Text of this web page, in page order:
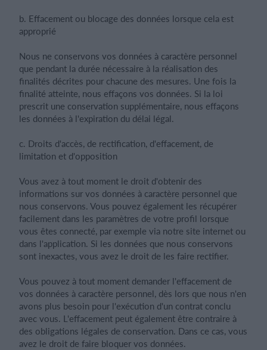
b. Effacement ou blocage des données lorsque cela est
approprié
Nous ne conservons vos données à caractère personnel
que pendant la durée nécessaire à la réalisation des
finalités décrites pour chacune des mesures. Une fois la
finalité atteinte, nous effaçons vos données. Si la loi
prescrit une conservation supplémentaire, nous effaçons
les données à l'expiration du délai légal.
c. Droits d'accès, de rectification, d'effacement, de
limitation et d'opposition
Vous avez à tout moment le droit d'obtenir des
informations sur vos données à caractère personnel que
nous conservons. Vous pouvez également les récupérer
facilement dans les paramètres de votre profil lorsque
vous êtes connecté, par exemple via notre site internet ou
dans l'application. Si les données que nous conservons
sont inexactes, vous avez le droit de les faire rectifier.
Vous pouvez à tout moment demander l'effacement de
vos données à caractère personnel, dès lors que nous n'en
avons plus besoin pour l'exécution d'un contrat conclu
avec vous. L'effacement peut également être contraire à
des obligations légales de conservation. Dans ce cas, vous
avez le droit de faire bloquer vos données.